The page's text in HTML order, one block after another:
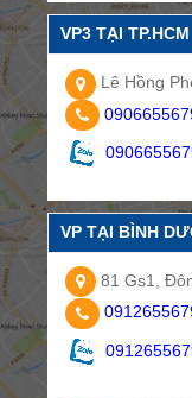
VP3 TẠI TP.HCM
Lê Hồng
VP TẠI BÌNH
81 Gs1,